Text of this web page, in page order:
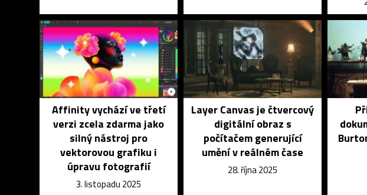
Affinity vychází ve třetí
verzi zcela zdarma jako
silný nástroj pro
vektorovou grafiku i
úpravu fotografií
3. listopadu 2025
Layer Canvas je čtvercový
digitální obraz s
počítačem generující
umění v reálném čase
28. října 2025